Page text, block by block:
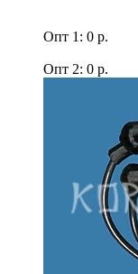
Опт 1: 0 р.
Опт 2: 0 р.